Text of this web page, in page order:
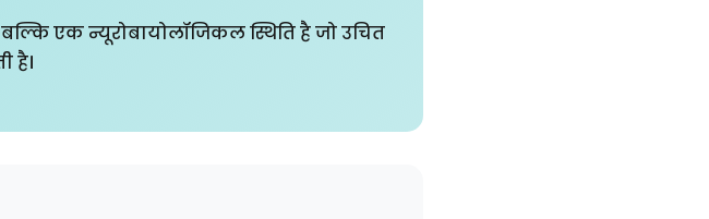
एक न्यूरोबायोलॉजिकल स्थिति है जो उचित
है।